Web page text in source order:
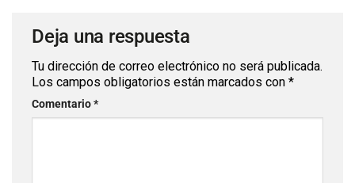
Deja una respuesta
Tu dirección de correo electrónico no será publicada.
Los campos obligatorios están marcados con *
Comentario*